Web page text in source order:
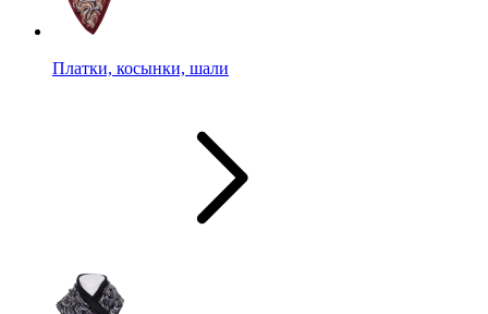
Платки, косынки, шали